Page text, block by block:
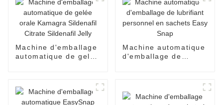
Machine d'emballage
automatique de gelée
Machine automatique
d'emballage de